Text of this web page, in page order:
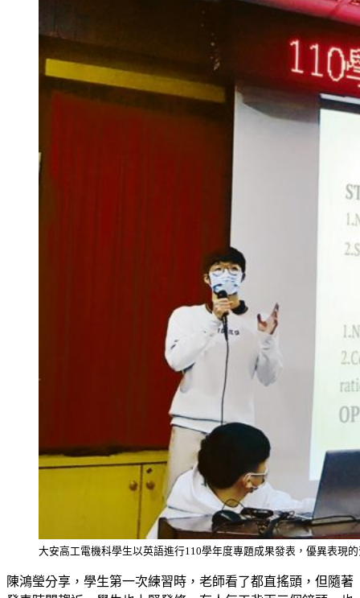
大安高工電機科學生以英語進行110學年度專題成果發表，優異表現
陳鴻瑩分享，學生第一次練習時，老師看了都直搖頭，但隨著